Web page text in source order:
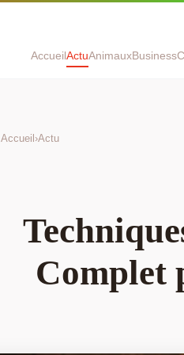
AccueilActuAnimauxBusiness
Accueil ›Actu
Complet